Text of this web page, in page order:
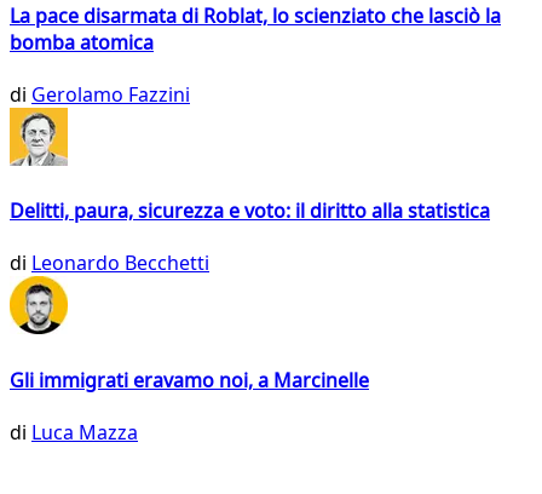
La pace disarmata di Roblat, lo scienziato che lasciò la
bomba atomica
di Gerolamo Fazzini
Delitti, paura, sicurezza e voto: il diritto alla statistica
di Leonardo Becchetti
Gli immigrati eravamo noi, a Marcinelle
di Luca Mazza